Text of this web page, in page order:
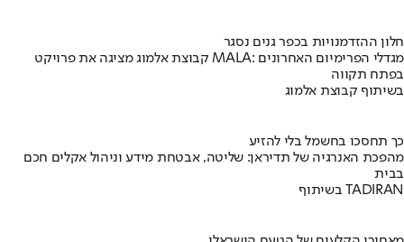
חלון ההזדמנויות בכפר גנים נסגר
קבוצת אלמוג מציגה את פרויקט MALA: מגדלי הפרימיום האחרונים
בפתח תקווה
בשיתוף קבוצת אלמוג
כך תחסכו בחשמל בלי להזיע
מהפכת האנרגיה של תדיראן: שליטה, אבטחת מידע וניהול אקלים חכם
בבית
בשיתוף TADIRAN